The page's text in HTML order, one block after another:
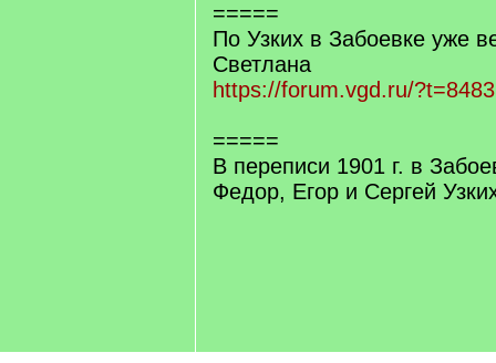
=====
По Узких в Забоевке уже
Светлана
https://forum.vgd.ru/
=====
В переписи 1901 г. в
Федор, Егор и Сергей